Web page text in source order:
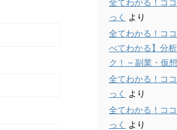
全てわかる！コ
っく
より
全てわかる！コ
べてわかる】分
ク！ – 副業・仮
全てわかる！コ
っく
より
全てわかる！コ
っく
より